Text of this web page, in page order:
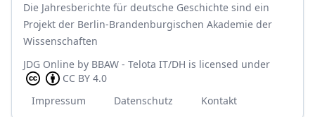
Die Jahresberichte für deutsche Geschichte sind ein
Projekt der Berlin-Brandenburgischen Akademie der
Wissenschaften
JDG Online by BBAW - Telota IT/DH is licensed under
CC BY 4.0
Impressum
Datenschutz Kontakt